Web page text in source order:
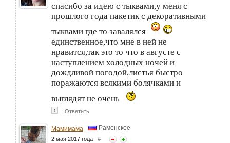
спасибо за идею с тыквами,у меня с
прошлого года пакетик с декоративными
тыквами где то завалялся
единственное,что мне в ней не
нравится,так это то что в августе с
наступлением холодных ночей и
дождливой погодой,листья быстро
поражаются всякими болячками и
выглядят не очень
↑ Ответить
Мамимама Раменское
2 мая 2017 года #